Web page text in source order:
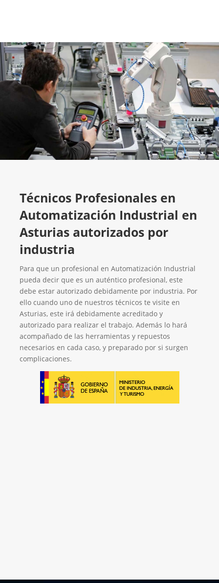
Técnicos Profesionales en
Automatización Industrial en
Asturias autorizados por
industria
Para que un profesional en Automatización Industrial
pueda decir que es un auténtico profesional, este
debe estar autorizado debidamente por industria. Por
ello cuando uno de nuestros técnicos te visite en
Asturias, este irá debidamente acreditado y
autorizado para realizar el trabajo. Además lo hará
acompañado de las herramientas y repuestos
necesarios en cada caso, y preparado por si surgen
complicaciones.